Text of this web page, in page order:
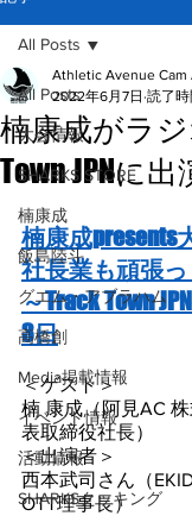
All Posts
大会情報
SHARKS STORE
楠康成
飯島陸斗
グエム・アブラハム
高橋創
Media掲載情報
イベント情報
活動情報
SHARKSクッキング
All Posts
楠康成がラ
Town JPNに
Athletic Avenue Cam
2022年6月7日 読了
楠康成presents
社長業も頑張
～Track Town
3日
＜ゲスト＞
楠 康成（阿見AC
表取締役社長）
＜出演者＞
西本武司さん（
OTT理事長）